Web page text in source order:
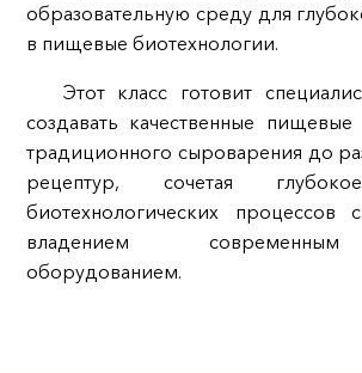
образовательную среду для
в пищевые биотехнологии.
Этот класс готовит
создавать качественные
традиционного сыроварения до
рецептур, сочетая
биотехнологических процессов
владением
оборудованием.